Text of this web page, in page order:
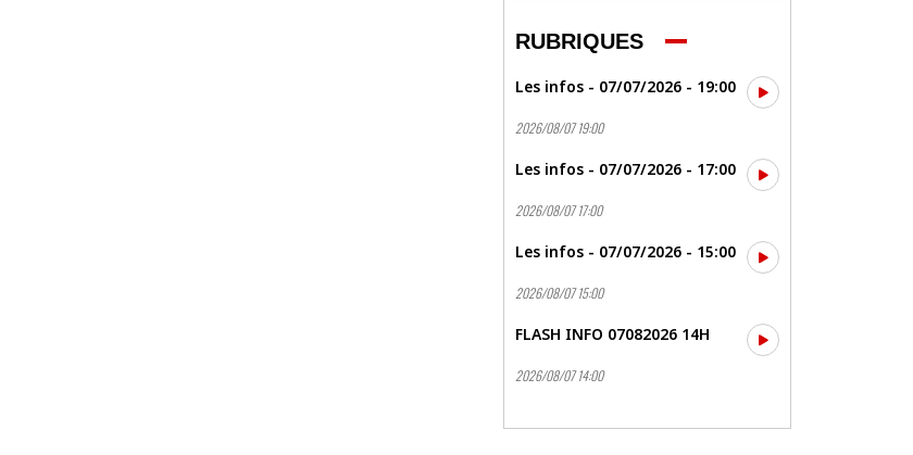
RUBRIQUES
Les infos - 07/07/2026 - 19:00
2026/08/07 19:00
Les infos - 07/07/2026 - 17:00
2026/08/07 17:00
Les infos - 07/07/2026 - 15:00
2026/08/07 15:00
FLASH INFO 07082026 14H
2026/08/07 14:00